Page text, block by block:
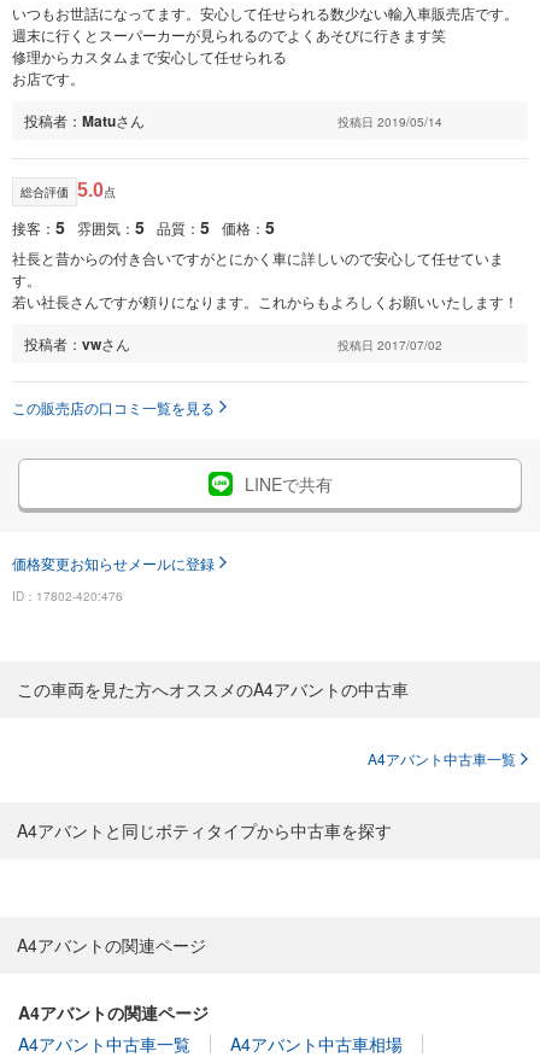
いつもお世話になってます。安心して任せられる数少ない輸入車販売店です。
週末に行くとスーパーカーが見られるのでよくあそびに行きます笑
修理からカスタムまで安心して任せられる
お店です。
投稿者： Matuさん 投稿日 2019/05/14
総合評価 5.0点
接客： 5 雰囲気： 5 品質： 5 価格： 5
社長と昔からの付き合いですがとにかく車に詳しいので安心して任せていま
す。
若い社長さんですが頼りになります。これからもよろしくお願いいたします！
投稿者： vwさん 投稿日 2017/07/02
この販売店の口コミ一覧を見る
LINEで共有
価格変更お知らせメールに登録
ID：17802-420:476
この車両を見た方へオススメのA4アバントの中古車
A4アバント中古車一覧
A4アバントと同じボティタイプから中古車を探す
A4アバントの関連ページ
A4アバントの関連ページ
A4アバント中古車一覧
A4アバント中古車相場